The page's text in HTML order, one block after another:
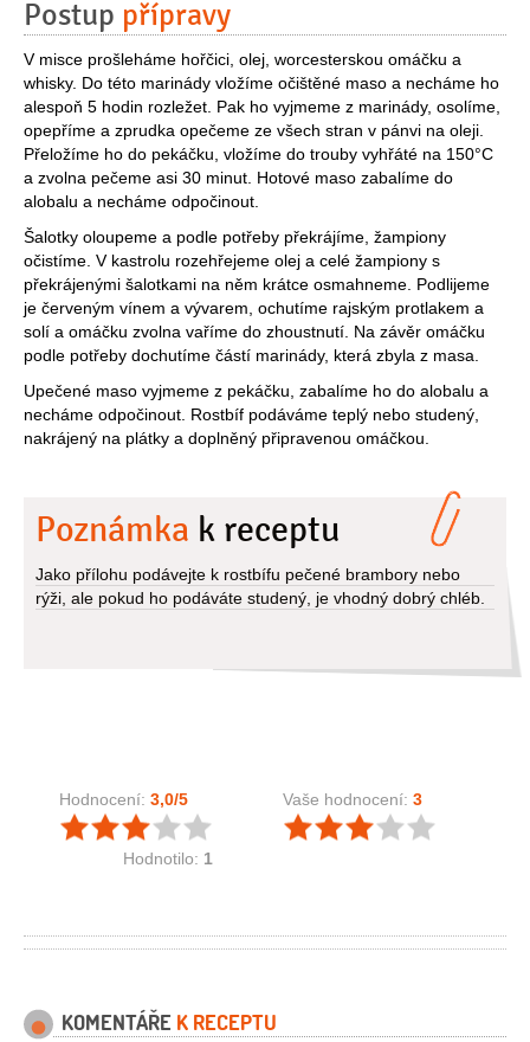
Postup přípravy
V misce prošleháme hořčici, olej, worcesterskou omáčku a
whisky. Do této marinády vložíme očištěné maso a necháme ho
alespoň 5 hodin rozležet. Pak ho vyjmeme z marinády, osolíme,
opepříme a zprudka opečeme ze všech stran v pánvi na oleji.
Přeložíme ho do pekáčku, vložíme do trouby vyhřáté na 150°C
a zvolna pečeme asi 30 minut. Hotové maso zabalíme do
alobalu a necháme odpočinout.
Šalotky oloupeme a podle potřeby překrájíme, žampiony
očistíme. V kastrolu rozehřejeme olej a celé žampiony s
překrájenými šalotkami na něm krátce osmahneme. Podlijeme
je červeným vínem a vývarem, ochutíme rajským protlakem a
solí a omáčku zvolna vaříme do zhoustnutí. Na závěr omáčku
podle potřeby dochutíme částí marinády, která zbyla z masa.
Upečené maso vyjmeme z pekáčku, zabalíme ho do alobalu a
necháme odpočinout. Rostbíf podáváme teplý nebo studený,
nakrájený na plátky a doplněný připravenou omáčkou.
Poznámka k receptu
Jako přílohu podávejte k rostbífu pečené brambory nebo
rýži, ale pokud ho podáváte studený, je vhodný dobrý chléb.
Hodnocení: 3,0/5
Hodnotilo: 1
Vaše hodnocení: 3
KOMENTÁŘE K RECEPTU